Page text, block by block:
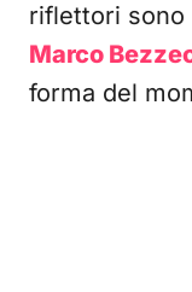
riflettori sono
Marco
forma del